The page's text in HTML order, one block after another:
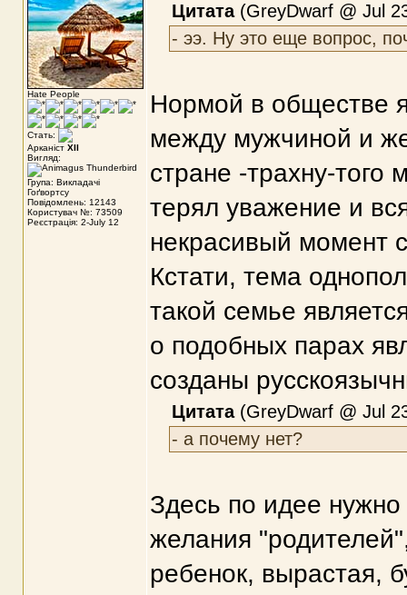
Hate People
Стать:
Арканіст XII
Вигляд:
Група: Викладачі
Гоґвортсу
Повідомлень: 12143
Користувач №: 73509
Реєстрація: 2-July 12
Цитата(GreyDwarf @ Jul
- ээ. Ну это еще вопрос,
Нормой в обществе
между мужчиной и
стране -трахну-
терял уважение и
некрасивый момент
Кстати, тема
такой семье
о подобных парах
созданы
Цитата(GreyDwarf @ Jul
- а почему нет?
Здесь по идее
желания
ребенок, вырастая,